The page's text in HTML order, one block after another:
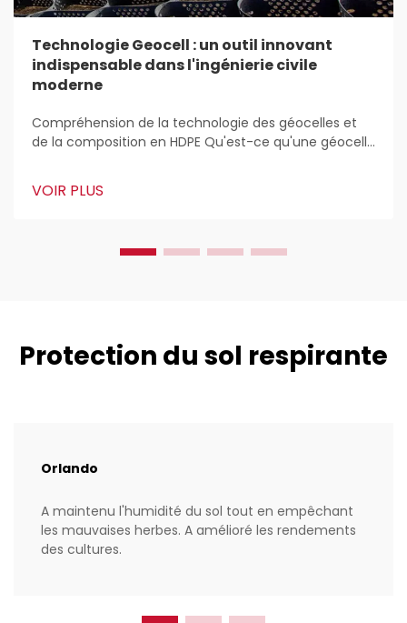
Technologie Geocell : un outil innovant
indispensable dans l'ingénierie civile
moderne
Compréhension de la technologie des géocelles et
de la composition en HDPE Qu'est-ce qu'une géocelle
dans les travaux de construction. Les ingénieurs civils
VOIR PLUS
Protection du sol respirante
Orlando
A maintenu l'humidité du sol tout en empêchant
les mauvaises herbes. A amélioré les rendements
des cultures.